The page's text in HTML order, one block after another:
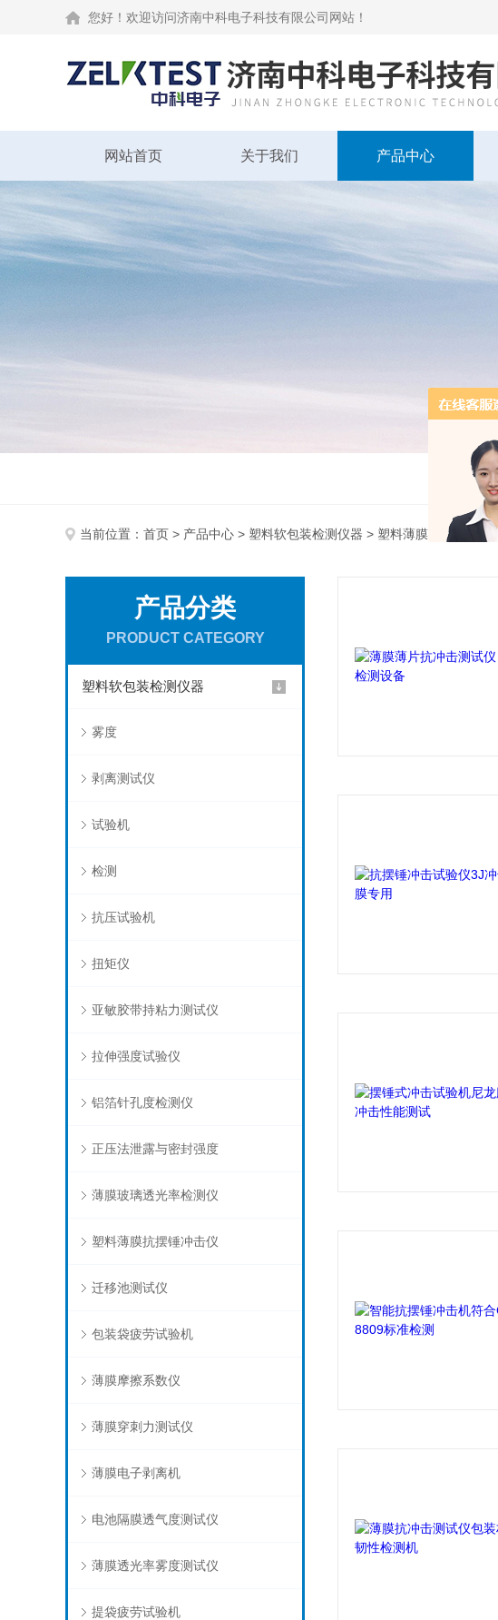
您好！欢迎访问济南中科电子科技有限公司网站！
网站首页 关于我们 产品中心
当前位置： 首页 > 产品中心 > 塑料软包装检测仪器 > 塑料薄膜抗摆锤冲击仪
产品分类
PRODUCT CATEGORY
塑料软包装检测仪器
雾度
剥离测试仪
试验机
检测
抗压试验机
扭矩仪
亚敏胶带持粘力测试仪
拉伸强度试验仪
铝箔针孔度检测仪
正压法泄露与密封强度
薄膜玻璃透光率检测仪
塑料薄膜抗摆锤冲击仪
迁移池测试仪
包装袋疲劳试验机
薄膜摩擦系数仪
薄膜穿刺力测试仪
薄膜电子剥离机
电池隔膜透气度测试仪
薄膜透光率雾度测试仪
提袋疲劳试验机